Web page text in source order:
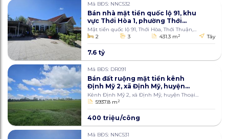
Mã BĐS: NNC532
Bán nhà mặt tiền quốc lộ 91, khu
vực Thới Hòa 1, phường Thới
Thuận, quận Thốt Nốt, thành
phố Cần Thơ 431.3m2
Mặt tiền quốc lộ 91, Thới Hòa, Thới Thuận,
Thốt Nốt, Cần Thơ
2 3 431.3 m2 Tây
7.6 tỷ
Mã BĐS: DR091
Bán đất ruộng mặt tiền kênh
Định Mỹ 2, xã Định Mỹ, huyện
Thoại Sơn, An Giang 5937.8m2
Kênh Định Mỹ 2, xã Định Mỹ, huyện Thoại
Sơn5937.8 m2
400 triệu/công
Mã BĐS: NNC531